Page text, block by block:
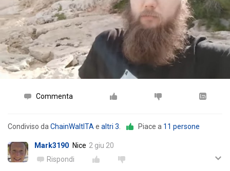
Commenta
Condiviso da ChainWaltITA e altri 3 Piace a 11 persone
Mark3190 Nice 2 giu 20
Rispondi